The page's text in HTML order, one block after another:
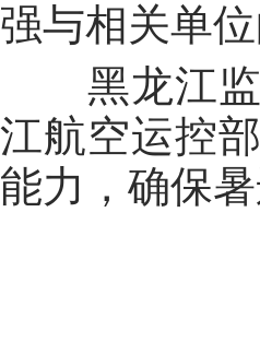
强与相关单
黑龙江监
江航空运控
能力，确保